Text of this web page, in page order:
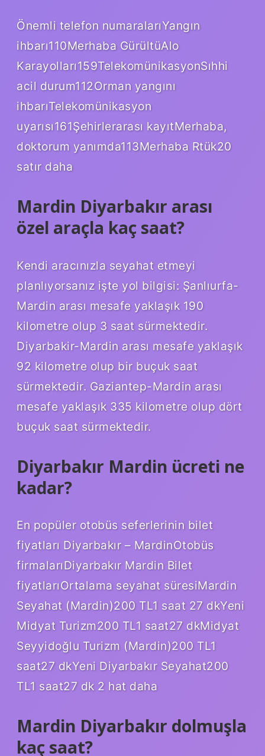
Önemli telefon numaralarıYangın
ihbarı110Merhaba GürültüAlo
Karayolları159TelekomünikasyonSıhhi
acil durum112Orman yangını
ihbarıTelekomünikasyon
uyarısı161Şehirlerarası kayıtMerhaba,
doktorum yanımda113Merhaba Rtük20
satır daha
Mardin Diyarbakır arası
özel araçla kaç saat?
Kendi aracınızla seyahat etmeyi
planlıyorsanız işte yol bilgisi: Şanlıurfa-
Mardin arası mesafe yaklaşık 190
kilometre olup 3 saat sürmektedir.
Diyarbakir-Mardin arası mesafe yaklaşık
92 kilometre olup bir buçuk saat
sürmektedir. Gaziantep-Mardin arası
mesafe yaklaşık 335 kilometre olup dört
buçuk saat sürmektedir.
Diyarbakır Mardin ücreti ne
kadar?
En popüler otobüs seferlerinin bilet
fiyatları Diyarbakır – MardinOtobüs
firmalarıDiyarbakır Mardin Bilet
fiyatlarıOrtalama seyahat süresiMardin
Seyahat (Mardin)200 TL1 saat 27 dkYeni
Midyat Turizm200 TL1 saat27 dkMidyat
Seyyidoğlu Turizm (Mardin)200 TL1
saat27 dkYeni Diyarbakır Seyahat200
TL1 saat27 dk 2 hat daha
Mardin Diyarbakır dolmuşla
kaç saat?